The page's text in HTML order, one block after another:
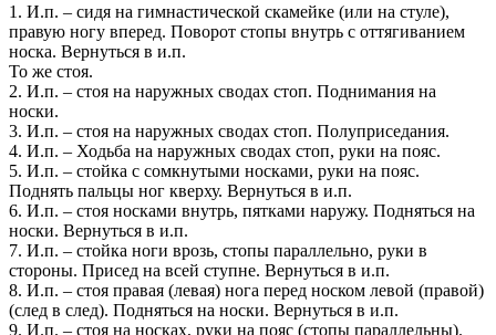
1. И.п. – сидя на гимнастической скамейке (или на стуле),
правую ногу вперед. Поворот стопы внутрь с оттягиванием
носка. Вернуться в и.п.
То же стоя.
2. И.п. – стоя на наружных сводах стоп. Поднимания на
носки.
3. И.п. – стоя на наружных сводах стоп. Полуприседания.
4. И.п. – Ходьба на наружных сводах стоп, руки на пояс.
5. И.п. – стойка с сомкнутыми носками, руки на пояс.
Поднять пальцы ног кверху. Вернуться в и.п.
6. И.п. – стоя носками внутрь, пятками наружу. Подняться на
носки. Вернуться в и.п.
7. И.п. – стойка ноги врозь, стопы параллельно, руки в
стороны. Присед на всей ступне. Вернуться в и.п.
8. И.п. – стоя правая (левая) нога перед носком левой (правой)
(след в след). Подняться на носки. Вернуться в и.п.
9. И.п. – стоя на носках, руки на пояс (стопы параллельны).